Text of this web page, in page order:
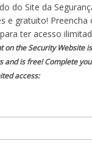
do Site da
e gratuito! Preencha
ter acesso
on the Security Website
and is free! Complete
access:
pela
no qual se
aos
num
com a
“o
e da autoridade
para
Infraestruturas,